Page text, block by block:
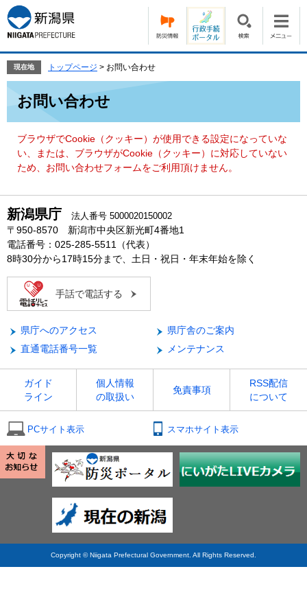
ー
ジ
の
頭
す。
ニ
ュ
ー
飛
て
現在地 トップページ > お問い合わせ
お問い合わせ
ブラウザでCookie（クッキー）が使用できる設定になっていな
い、または、ブラウザがCookie（クッキー）に対応していない
ため、お問い合わせフォームをご利用頂けません。
新潟県庁 法人番号 5000020150002
〒950-8570 新潟市中央区新光町4番地1
電話番号：025-285-5511（代表）
8時30分から17時15分まで、土日・祝日・年末年始を除く
手話で電話する
県庁へのアクセス
県庁舎のご案内
直通電話番号一覧
メンテナンス
ガイド
ライン
個人情報
の取扱い
免責事項
RSS配信
について
PCサイト表示 スマホサイト表示
Copyright © Niigata Prefectural Government. All Rights Reserved.